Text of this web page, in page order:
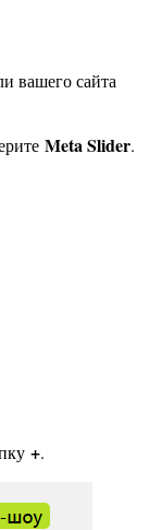
вашего сайта
Meta Slider.
+.